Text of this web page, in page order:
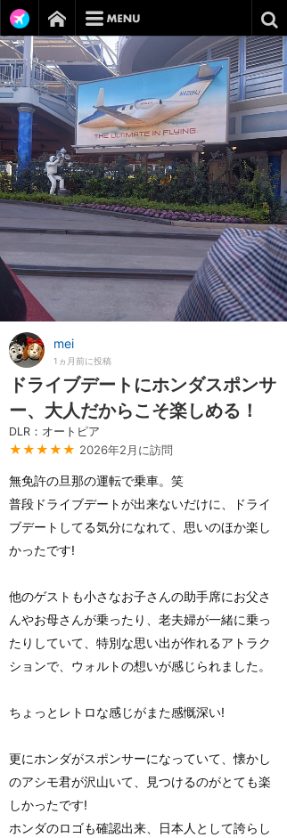
mei
1ヵ月前に投稿
ドライブデートにホンダスポンサ
ー、大人だからこそ楽しめる！
DLR：オートピア
★★★★★ 2026年2月に訪問
無免許の旦那の運転で乗車。笑
普段ドライブデートが出来ないだけに、ドライ
ブデートしてる気分になれて、思いのほか楽し
かったです!
他のゲストも小さなお子さんの助手席にお父さ
んやお母さんが乗ったり、老夫婦が一緒に乗っ
たりしていて、特別な思い出が作れるアトラク
ションで、ウォルトの想いが感じられました。
ちょっとレトロな感じがまた感慨深い!
更にホンダがスポンサーになっていて、懐かし
のアシモ君が沢山いて、見つけるのがとても楽
しかったです!
ホンダのロゴも確認出来、日本人として誇らし